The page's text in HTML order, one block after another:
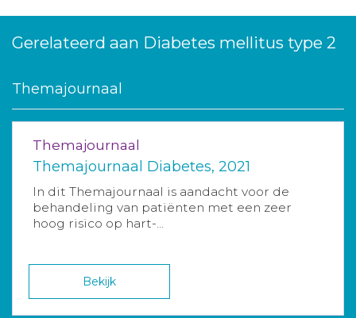
Gerelateerd aan Diabetes mellitus type 2
Themajournaal
Themajournaal
Themajournaal Diabetes, 2021
In dit Themajournaal is aandacht voor de
behandeling van patiënten met een zeer
hoog risico op hart-...
Bekijk